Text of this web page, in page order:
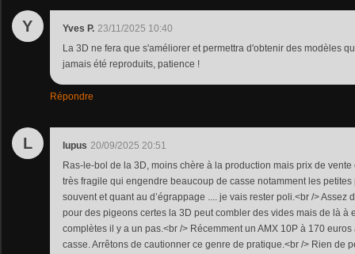
Y Yves P. 23/11/2025 10:40
La 3D ne fera que s'améliorer et permettra d'obtenir des modèles
jamais été reproduits, patience !
Répondre
L lupus 20/09/2025 20:51
Ras-le-bol de la 3D, moins chère à la production mais prix de
très fragile qui engendre beaucoup de casse notamment les
souvent et quant au d’égrappage .... je vais rester poli.<br /> Assez
pour des pigeons certes la 3D peut combler des vides mais de là à
complètes il y a un pas.<br /> Récemment un AMX 10P à 170
casse. Arrêtons de cautionner ce genre de pratique.<br /> Rien de